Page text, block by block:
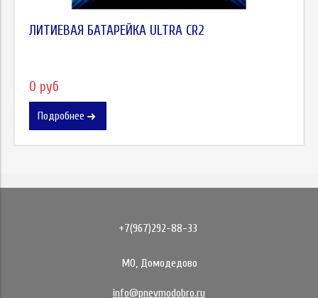
ЛИТИЕВАЯ БАТАРЕЙКА ULTRA CR2
0 руб
Подробнее
+7(967)292-88-33
МО, Домодедово
info@pnevmodobro.ru